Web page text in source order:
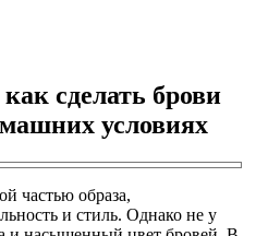
сделать брови
условиях
частью образа,
и стиль. Однако не у